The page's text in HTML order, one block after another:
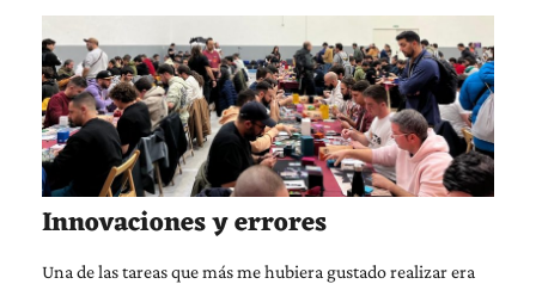
Innovaciones y errores
Una de las tareas que más me hubiera gustado realizar era